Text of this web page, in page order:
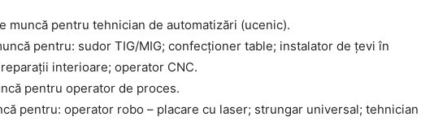
muncă pentru tehnician de automatizări (ucenic).
pentru: sudor TIG/MIG; confecționer table; instalator de țevi în
interioare; operator CNC.
pentru operator de proces.
pentru: operator robo – placare cu laser; strungar universal; tehnician